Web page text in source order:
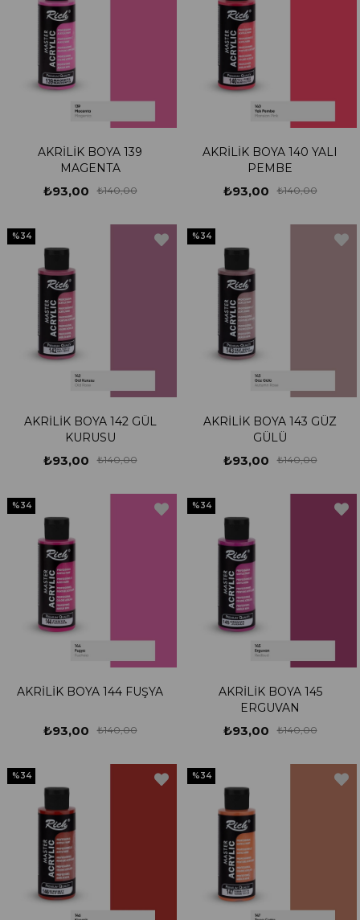
AKRİLİK BOYA 139
MAGENTA
₺93,00 ₺140,00
AKRİLİK BOYA 140 YALI
PEMBE
₺93,00 ₺140,00
AKRİLİK BOYA 142 GÜL
KURUSU
₺93,00 ₺140,00
%34
AKRİLİK BOYA 143 GÜZ
GÜLÜ
₺93,00 ₺140,00
%34
AKRİLİK BOYA 144 FUŞYA
₺93,00 ₺140,00
%34
AKRİLİK BOYA 145
ERGUVAN
₺93,00 ₺140,00
%34
%34 %34